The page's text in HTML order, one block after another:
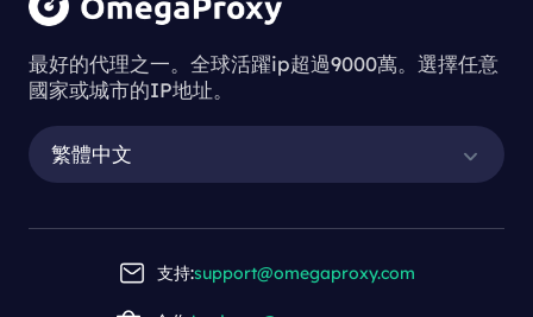
最好的代理之一。全球活躍ip超過9000萬。選擇任意
國家或城市的IP地址。
繁體中文
支持:support@omegaproxy.com